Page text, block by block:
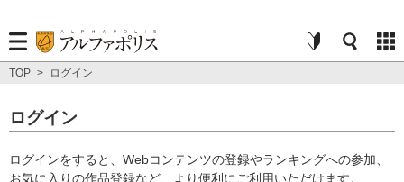
TOP > ログイン
ログイン
ログインをすると、Webコンテンツの登録やランキングへの参加、
お気に入りの作品登録など、より便利にご利用いただけます。